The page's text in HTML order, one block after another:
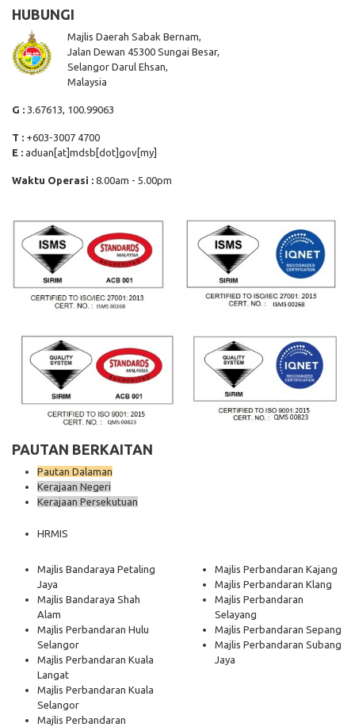
HUBUNGI
Majlis Daerah Sabak Bernam,
Jalan Dewan 45300 Sungai Besar,
Selangor Darul Ehsan,
Malaysia
G : 3.67613, 100.99063
T : +603-3007 4700
E : aduan[at]mdsb[dot]gov[my]
Waktu Operasi : 8.00am - 5.00pm
PAUTAN BERKAITAN
Pautan Dalaman
Kerajaan Negeri
Kerajaan Persekutuan
HRMIS
Majlis Bandaraya Petaling
Jaya
Majlis Bandaraya Shah
Alam
Majlis Perbandaran Hulu
Selangor
Majlis Perbandaran Kuala
Langat
Majlis Perbandaran Kuala
Selangor
Majlis Perbandaran
Majlis Perbandaran Kajang
Majlis Perbandaran Klang
Majlis Perbandaran
Selayang
Majlis Perbandaran Sepang
Majlis Perbandaran Subang
Jaya